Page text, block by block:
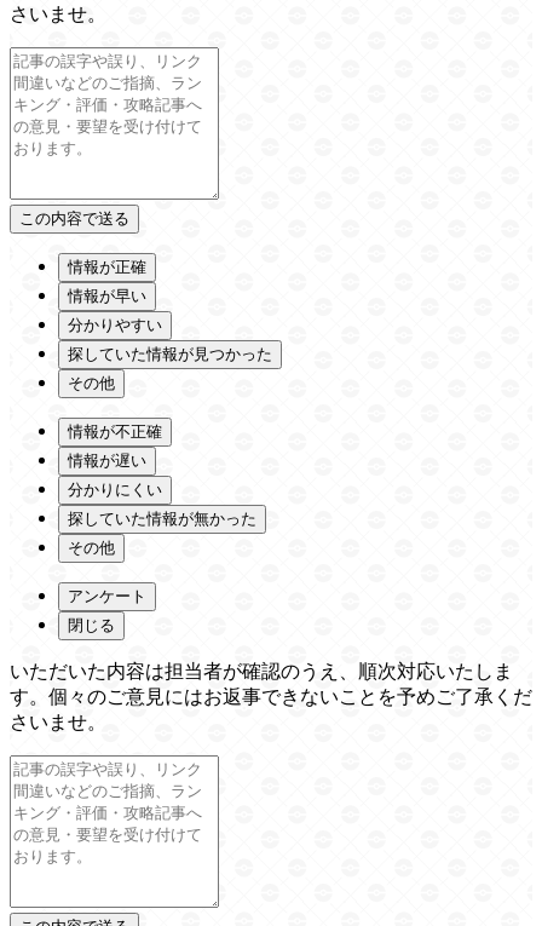
さいませ。
情報が正確
情報が早い
分かりやすい
探していた情報が見つかった
その他
情報が不正確
情報が遅い
分かりにくい
探していた情報が無かった
その他
アンケート
閉じる
いただいた内容は担当者が確認のうえ、順次対応いたしま
す。個々のご意見にはお返事できないことを予めご了承くだ
さいませ。